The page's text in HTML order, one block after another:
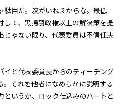
目だ。 次
・
がいねえからな。最低
して、黒揚羽政権以上の解決策を提
じゃない限り、代表委員は不信任決
と代表委員長からのティーチング
。それを他者になめらかに説明する
というか、ロック仕込みのハートと